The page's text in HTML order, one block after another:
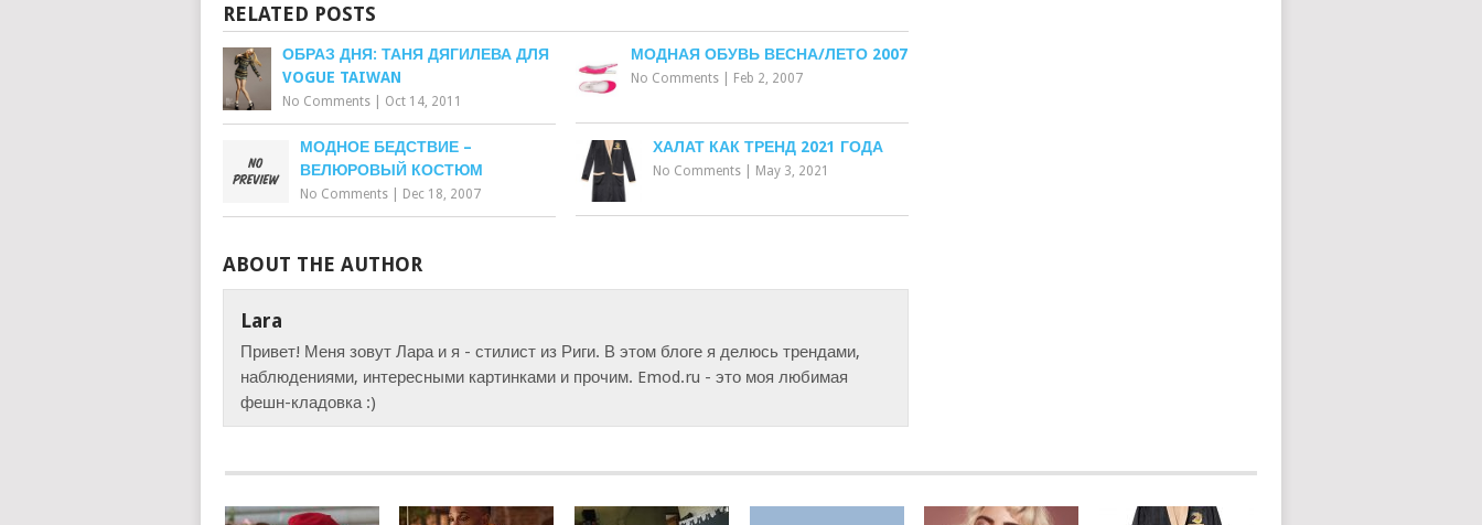
RELATED POSTS
ОБРАЗ ДНЯ: ТАНЯ ДЯГИЛЕВА ДЛЯ
VOGUE TAIWAN
No Comments Oct 14, 2011
МОДНАЯ ОБУВЬ ВЕСНА/ЛЕТО 2007
No Comments Feb 2, 2007
МОДНОЕ БЕДСТВИЕ –
ВЕЛЮРОВЫЙ КОСТЮМ
No Comments Dec 18, 2007
ХАЛАТ КАК ТРЕНД 2021 ГОДА
No Comments May 3, 2021
ABOUT THE AUTHOR
Lara
Привет! Меня зовут Лара и я - стилист из Риги. В этом блоге я делюсь трендами,
наблюдениями, интересными картинками и прочим. Emod.ru - это моя любимая
фешн-кладовка :)